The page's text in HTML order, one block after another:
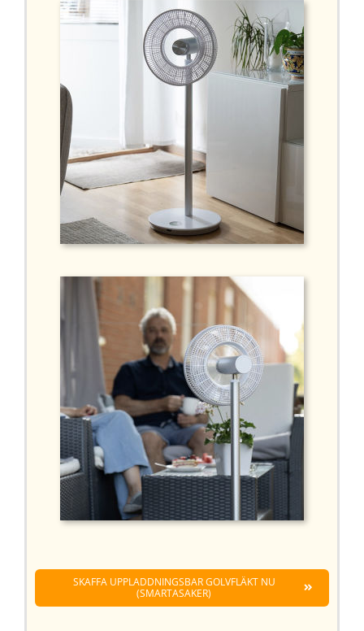
SKAFFA UPPLADDNINGSBAR GOLVFLÄKT NU
(SMARTASAKER)